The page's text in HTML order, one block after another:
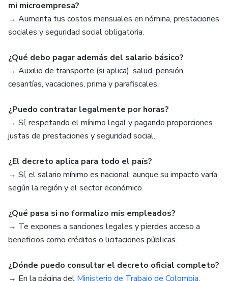
mi microempresa?
→ Aumenta tus costos mensuales en nómina, prestaciones
sociales y seguridad social obligatoria.
¿Qué debo pagar además del salario básico?
→ Auxilio de transporte (si aplica), salud, pensión,
cesantías, vacaciones, prima y parafiscales.
¿Puedo contratar legalmente por horas?
→ Sí, respetando el mínimo legal y pagando proporciones
justas de prestaciones y seguridad social.
¿El decreto aplica para todo el país?
→ Sí, el salario mínimo es nacional, aunque su impacto varía
según la región y el sector económico.
¿Qué pasa si no formalizo mis empleados?
→ Te expones a sanciones legales y pierdes acceso a
beneficios como créditos o licitaciones públicas.
¿Dónde puedo consultar el decreto oficial completo?
→ En la página del Ministerio de Trabajo de Colombia.